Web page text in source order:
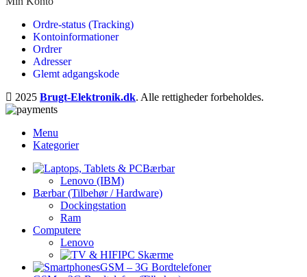
Ordre-status (Tracking)
Kontoinformationer
Ordrer
Adresser
Glemt adgangskode
2025 Brugt-Elektronik.dk. Alle rettigheder forbeholdes.
Menu
Kategorier
Bærbar
Lenovo (IBM)
Bærbar (Tilbehør / Hardware)
Dockingstation
Ram
Computere
Lenovo
PC Skærme
GSM – 3G Bordtelefoner